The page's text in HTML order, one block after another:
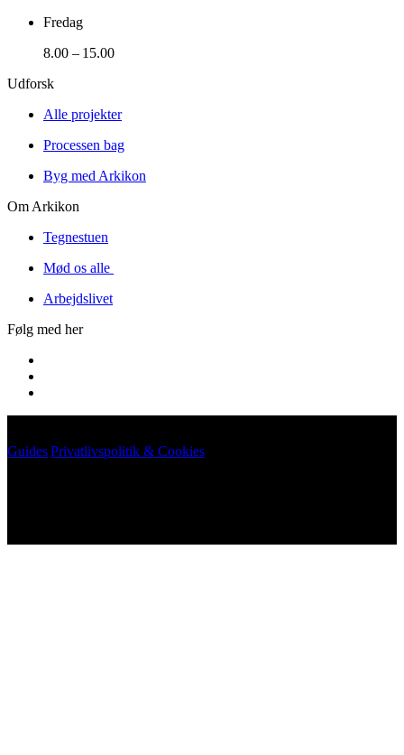
Fredag
8.00 – 15.00
Udforsk
Alle projekter
Processen bag
Byg med Arkikon
Om Arkikon
Tegnestuen
Mød os alle
Arbejdslivet
Følg med her
GuidesPrivatlivspolitik & Cookies